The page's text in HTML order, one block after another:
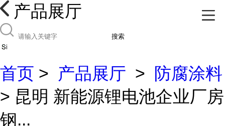
产品展厅
搜索
首页 > 产品展厅 >
防腐涂料
> 昆明 新能源锂电池企业厂房
钢...